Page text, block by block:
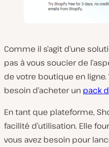
Comme il s’agit d’une
pas à vous soucier de
de votre boutique en ligne.
besoin d’acheter un pack
En tant que plateforme,
facilité d’utilisation. Elle
vous avez besoin pour